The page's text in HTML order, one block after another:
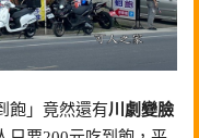
飽」竟然還有川劇變臉